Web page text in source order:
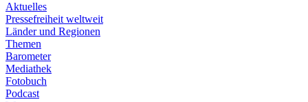
Aktuelles
Pressefreiheit weltweit
Länder und Regionen
Themen
Barometer
Mediathek
Fotobuch
Podcast